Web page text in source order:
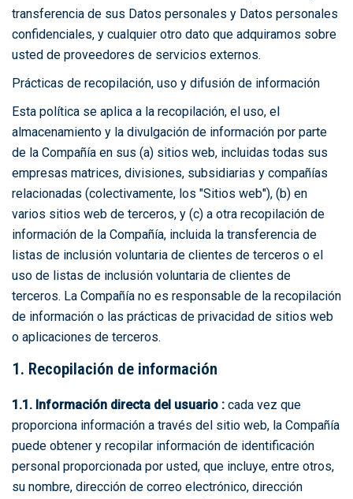
transferencia de sus Datos personales y Datos personales
confidenciales, y cualquier otro dato que adquiramos sobre
usted de proveedores de servicios externos.
Prácticas de recopilación, uso y difusión de información
Esta política se aplica a la recopilación, el uso, el
almacenamiento y la divulgación de información por parte
de la Compañía en sus (a) sitios web, incluidas todas sus
empresas matrices, divisiones, subsidiarias y compañías
relacionadas (colectivamente, los "Sitios web"), (b) en
varios sitios web de terceros, y (c) a otra recopilación de
información de la Compañía, incluida la transferencia de
listas de inclusión voluntaria de clientes de terceros o el
uso de listas de inclusión voluntaria de clientes de
terceros. La Compañía no es responsable de la recopilación
de información o las prácticas de privacidad de sitios web
o aplicaciones de terceros.
1. Recopilación de información
1.1. Información directa del usuario : cada vez que
proporciona información a través del sitio web, la Compañía
puede obtener y recopilar información de identificación
personal proporcionada por usted, que incluye, entre otros,
su nombre, dirección de correo electrónico, dirección